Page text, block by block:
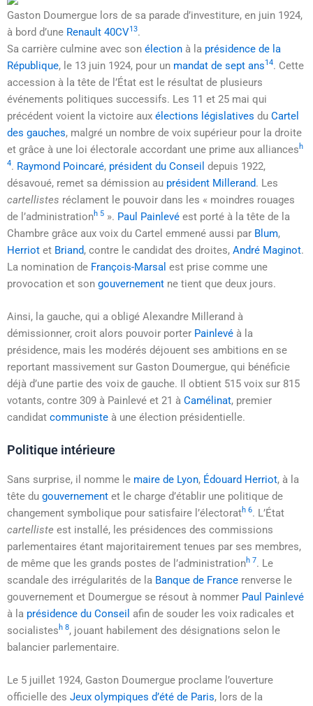
Gaston Doumergue lors de sa parade d’investiture, en juin 1924,
à bord d’une Renault 40CV13.
Sa carrière culmine avec son élection à la présidence de la
République, le 13 juin 1924, pour un mandat de sept ans14. Cette
accession à la tête de l’État est le résultat de plusieurs
événements politiques successifs. Les 11 et 25 mai qui
précédent voient la victoire aux élections législatives du Cartel
des gauches, malgré un nombre de voix supérieur pour la droite
et grâce à une loi électorale accordant une prime aux alliancesh
4. Raymond Poincaré, président du Conseil depuis 1922,
désavoué, remet sa démission au président Millerand. Les
cartellistes réclament le pouvoir dans les « moindres rouages
de l’administrationh 5 ». Paul Painlevé est porté à la tête de la
Chambre grâce aux voix du Cartel emmené aussi par Blum,
Herriot et Briand, contre le candidat des droites, André Maginot.
La nomination de François-Marsal est prise comme une
provocation et son gouvernement ne tient que deux jours.
Ainsi, la gauche, qui a obligé Alexandre Millerand à
démissionner, croit alors pouvoir porter Painlevé à la
présidence, mais les modérés déjouent ses ambitions en se
reportant massivement sur Gaston Doumergue, qui bénéficie
déjà d’une partie des voix de gauche. Il obtient 515 voix sur 815
votants, contre 309 à Painlevé et 21 à Camélinat, premier
candidat communiste à une élection présidentielle.
Politique intérieure
Sans surprise, il nomme le maire de Lyon, Édouard Herriot, à la
tête du gouvernement et le charge d’établir une politique de
changement symbolique pour satisfaire l’électorath 6. L’État
cartelliste est installé, les présidences des commissions
parlementaires étant majoritairement tenues par ses membres,
de même que les grands postes de l’administrationh 7. Le
scandale des irrégularités de la Banque de France renverse le
gouvernement et Doumergue se résout à nommer Paul Painlevé
à la présidence du Conseil afin de souder les voix radicales et
socialistesh 8, jouant habilement des désignations selon le
balancier parlementaire.
Le 5 juillet 1924, Gaston Doumergue proclame l’ouverture
officielle des Jeux olympiques d’été de Paris, lors de la